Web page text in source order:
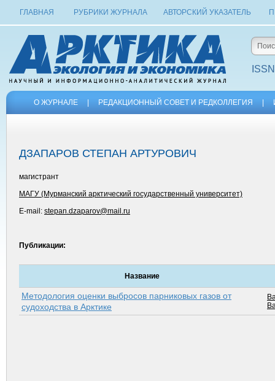
ГЛАВНАЯ РУБРИКИ ЖУРНАЛА АВТОРСКИЙ УКАЗАТЕЛЬ
О ЖУРНАЛЕ РЕДАКЦИОННЫЙ СОВЕТ И РЕДКОЛЛЕГИЯ
ДЗАПАРОВ СТЕПАН АРТУРОВИЧ
магистрант
МАГУ (Мурманский арктический государственный университет)
E-mail: stepan.dzaparov@mail.ru
Публикации:
Название
Методология оценки выбросов парниковых газов от
судоходства в Арктике